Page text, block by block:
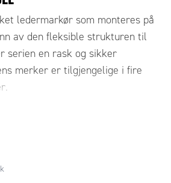
ledermarkør som monteres på
av den fleksible strukturen til
serien en rask og sikker
merker er tilgjengelige i fire